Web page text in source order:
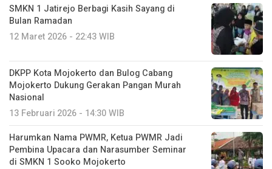
SMKN 1 Jatirejo Berbagi Kasih Sayang di
Bulan Ramadan
12 Maret 2026 - 22:43 WIB
DKPP Kota Mojokerto dan Bulog Cabang
Mojokerto Dukung Gerakan Pangan Murah
Nasional
13 Februari 2026 - 14:30 WIB
Harumkan Nama PWMR, Ketua PWMR Jadi
Pembina Upacara dan Narasumber Seminar
di SMKN 1 Sooko Mojokerto